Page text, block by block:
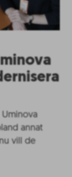
annat
vill de